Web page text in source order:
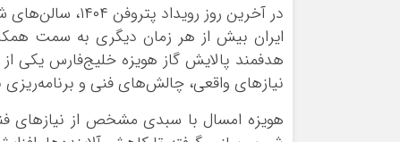
در آخرین روز
ایران بیش از هر زمان دیگری به سمت
هدفمند پالایش گاز هویزه خلیج‌فارس یکی
نیازهای واقعی، چالش‌های فنی و برنامه‌ریزی
هویزه امسال با سبدی مشخص از نیازهای